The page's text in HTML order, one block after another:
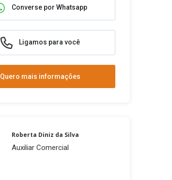
Converse por Whatsapp
Ligamos para você
Quero mais informações
Roberta Diniz da Silva
Auxiliar Comercial